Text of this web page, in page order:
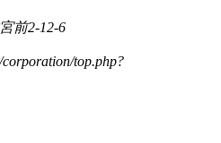
前2-12-6
top.php?